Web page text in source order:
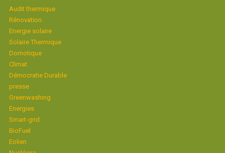
Audit thermique
Rénovation
Energie solaire
Solaire Thermique
Domotique
Climat
Démocratie Durable
presse
Greenwashing
Energies
Smart-grid
BioFuel
Eolien